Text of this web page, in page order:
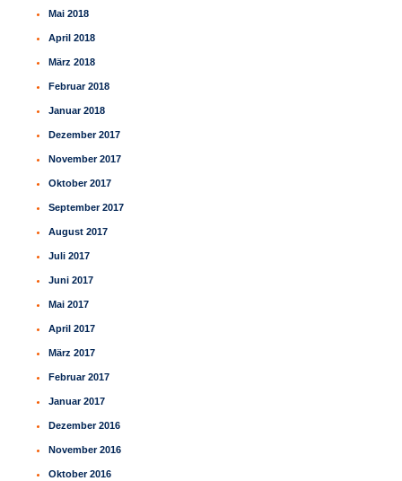
Mai 2018
April 2018
März 2018
Februar 2018
Januar 2018
Dezember 2017
November 2017
Oktober 2017
September 2017
August 2017
Juli 2017
Juni 2017
Mai 2017
April 2017
März 2017
Februar 2017
Januar 2017
Dezember 2016
November 2016
Oktober 2016